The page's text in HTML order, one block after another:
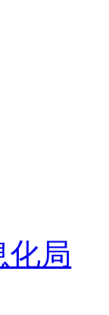
化局